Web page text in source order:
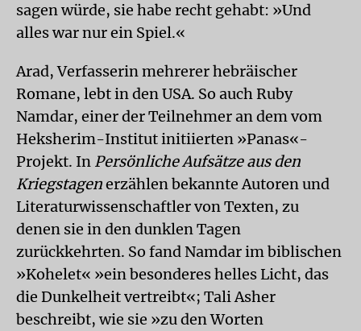
sagen würde, sie habe recht gehabt: »Und
alles war nur ein Spiel.«
Arad, Verfasserin mehrerer hebräischer
Romane, lebt in den USA. So auch Ruby
Namdar, einer der Teilnehmer an dem vom
Heksherim-Institut initiierten »Panas«-
Projekt. In Persönliche Aufsätze aus den
Kriegstagenerzählen bekannte Autoren und
Literaturwissenschaftler von Texten, zu
denen sie in den dunklen Tagen
zurückkehrten. So fand Namdar im biblischen
»Kohelet« »ein besonderes helles Licht, das
die Dunkelheit vertreibt«; Tali Asher
beschreibt, wie sie »zu den Worten